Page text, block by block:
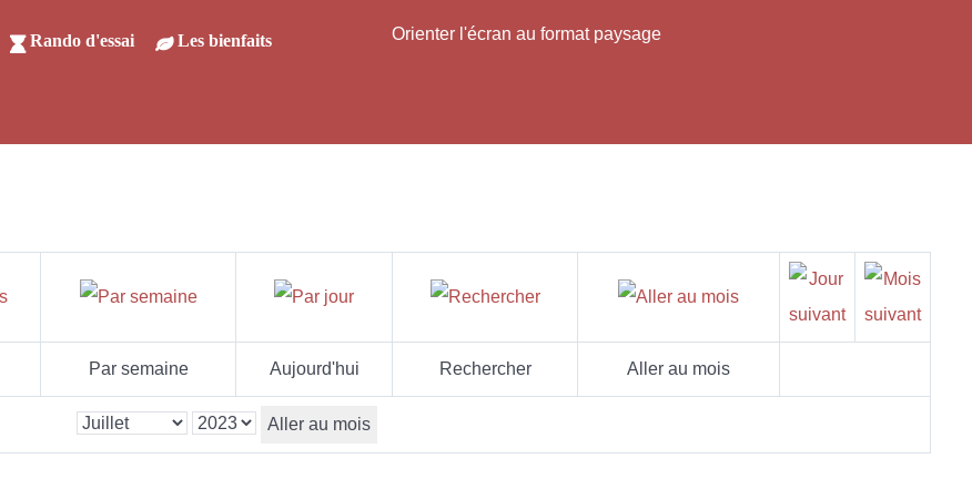
Rando d'essai Les bienfaits Orienter l'écran au format paysage
Par semaine Aujourd'hui Rechercher Aller au mois
Aller au mois